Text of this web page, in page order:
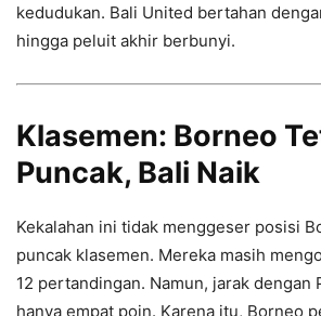
kedudukan. Bali United bertahan
hingga peluit akhir berbunyi.
Klasemen: Borneo
Puncak, Bali Naik
Kekalahan ini tidak menggeser posisi
puncak klasemen. Mereka masih
12 pertandingan. Namun, jarak dengan
hanya empat poin. Karena itu, Borneo